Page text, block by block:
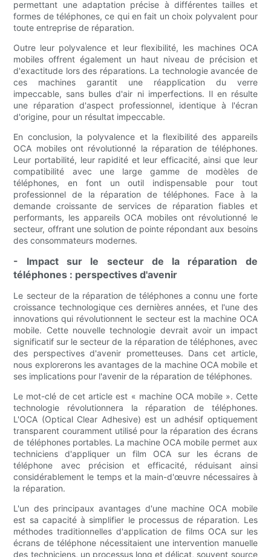
permettant une adaptation précise à différentes tailles et
formes de téléphones, ce qui en fait un choix polyvalent pour
toute entreprise de réparation.
Outre leur polyvalence et leur flexibilité, les machines OCA
mobiles offrent également un haut niveau de précision et
d'exactitude lors des réparations. La technologie avancée de
ces machines garantit une réapplication du verre
impeccable, sans bulles d'air ni imperfections. Il en résulte
une réparation d'aspect professionnel, identique à l'écran
d'origine, pour un résultat impeccable.
En conclusion, la polyvalence et la flexibilité des appareils
OCA mobiles ont révolutionné la réparation de téléphones.
Leur portabilité, leur rapidité et leur efficacité, ainsi que leur
compatibilité avec une large gamme de modèles de
téléphones, en font un outil indispensable pour tout
professionnel de la réparation de téléphones. Face à la
demande croissante de services de réparation fiables et
performants, les appareils OCA mobiles ont révolutionné le
secteur, offrant une solution de pointe répondant aux besoins
des consommateurs modernes.
- Impact sur le secteur de la réparation de
téléphones : perspectives d'avenir
Le secteur de la réparation de téléphones a connu une forte
croissance technologique ces dernières années, et l'une des
innovations qui révolutionnent le secteur est la machine OCA
mobile. Cette nouvelle technologie devrait avoir un impact
significatif sur le secteur de la réparation de téléphones, avec
des perspectives d'avenir prometteuses. Dans cet article,
nous explorerons les avantages de la machine OCA mobile et
ses implications pour l'avenir de la réparation de téléphones.
Le mot-clé de cet article est « machine OCA mobile ». Cette
technologie révolutionnera la réparation de téléphones.
L'OCA (Optical Clear Adhesive) est un adhésif optiquement
transparent couramment utilisé pour la réparation des écrans
de téléphones portables. La machine OCA mobile permet aux
techniciens d'appliquer un film OCA sur les écrans de
téléphone avec précision et efficacité, réduisant ainsi
considérablement le temps et la main-d'œuvre nécessaires à
la réparation.
L'un des principaux avantages d'une machine OCA mobile
est sa capacité à simplifier le processus de réparation. Les
méthodes traditionnelles d'application de films OCA sur les
écrans de téléphone nécessitaient une intervention manuelle
des techniciens, un processus long et délicat, souvent source